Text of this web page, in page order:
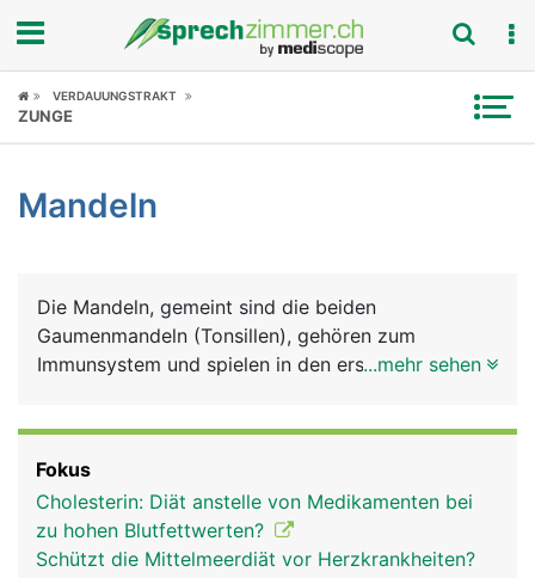
Fokus
Symptome
News
Rubriken
VERDAUUNGSTRAKT
ZUNGE
Mandeln
Die Mandeln, gemeint sind die beiden
Gaumenmandeln (Tonsillen), gehören zum
Immunsystem und spielen in den ersten
eingebettet in der Rachenschleimhaut. Ausser den
Gaumenmandeln gibt es noch die beiden
Rachenmandeln (Polypen), die im hinteren
Nasenhöhlenbereich liegen. Auch sie unterstützen
...mehr sehen
Fokus
Cholesterin: Diät anstelle von Medikamenten bei
zu hohen Blutfettwerten?
Schützt die Mittelmeerdiät vor Herzkrankheiten?